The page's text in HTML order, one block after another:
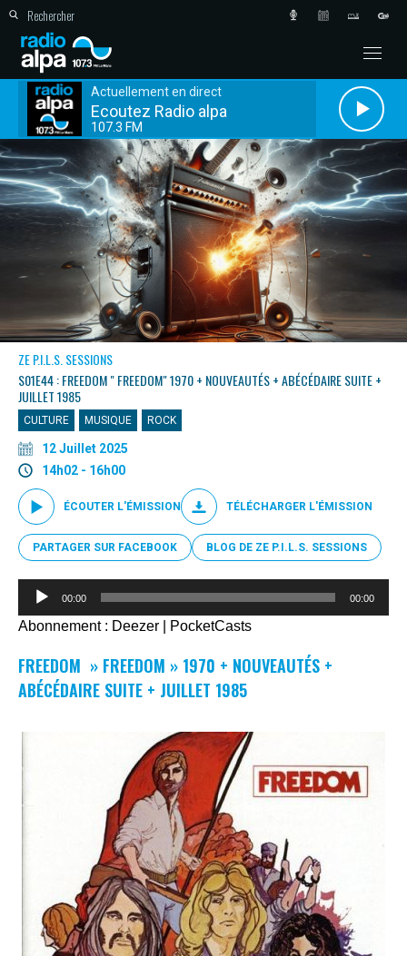
Actuellement en direct
Ecoutez Radio alpa
107.3 FM
ZE P.I.L.S. SESSIONS
S01E44 : FREEDOM " FREEDOM" 1970 + NOUVEAUTÉS + ABÉCÉDAIRE SUITE +
JUILLET 1985
CULTURE MUSIQUE ROCK
12 Juillet 2025
14h02 - 16h00
ÉCOUTER L'ÉMISSION TÉLÉCHARGER L'ÉMISSION
PARTAGER SUR FACEBOOK BLOG DE ZE P.I.L.S. SESSIONS
Lecteur
00:00 00:00
Abonnement : Deezer PocketCasts
FREEDOM » FREEDOM » 1970 + NOUVEAUTÉS +
ABÉCÉDAIRE SUITE + JUILLET 1985